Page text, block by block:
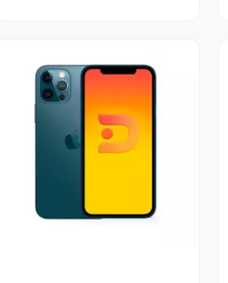
Vista Previa